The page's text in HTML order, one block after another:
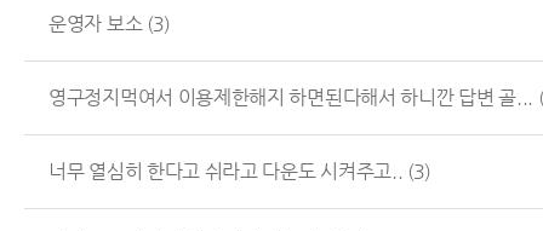
운영자 보소 (3)
영구정지먹여서 이용제한해지 하면된다해서 하니깐 답변 골...
너무 열심히 한다고 쉬라고 다운도 시켜주고.. (3)